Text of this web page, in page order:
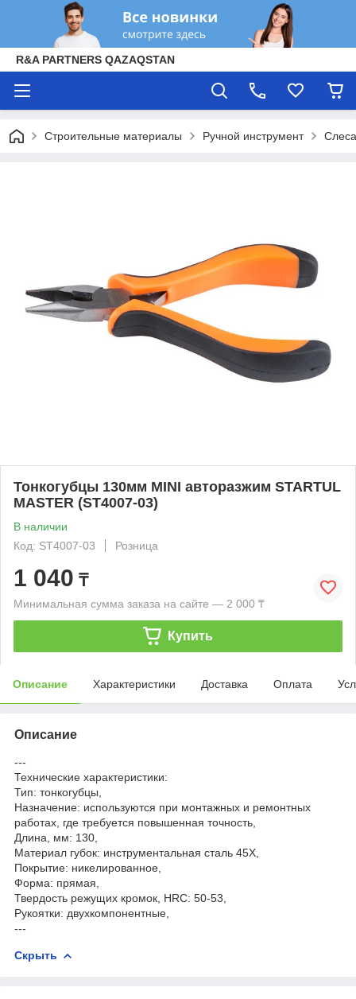
R&A PARTNERS QAZAQSTAN
Строительные материалы Ручной инструмент
Тонкогубцы 130мм MINI авторазжим STARTUL
MASTER (ST4007-03)
В наличии
Код: ST4007-03
Розница
1 040 ₸
Минимальная сумма заказа на сайте — 2 000 ₸
Купить
Описание Характеристики Доставка Оплата
Описание
---
Технические характеристики:
Тип: тонкогубцы,
Назначение: используются при монтажных и ремонтных
работах, где требуется повышенная точность,
Длина, мм: 130,
Материал губок: инструментальная сталь 45Х,
Покрытие: никелированное,
Форма: прямая,
Твердость режущих кромок, HRC: 50-53,
Рукоятки: двухкомпонентные,
---
Скрыть